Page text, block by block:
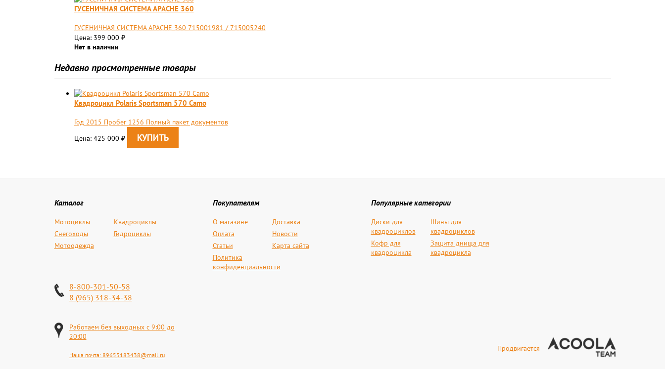
ГУСЕНИЧНАЯ СИСТЕМА APACHE 360
ГУСЕНИЧНАЯ СИСТЕМА APACHE 360 715001981 / 715005240
Цена: 399 000 ₽
Нет в наличии
Недавно просмотренные товары
Квадроцикл Polaris Sportsman 570 Camo
Год 2015 Пробег 1256 Полный пакет документов
Цена: 425 000 ₽
Каталог
Мотоциклы
Квадроциклы
Снегоходы
Гидроциклы
Мотоодежда
Покупателям
О магазине
Доставка
Оплата
Новости
Статьи
Карта сайта
Политика
конфиденциальности
Популярные категории
Диски для
квадроциклов
Шины для
квадроциклов
Кофр для
квадроцикла
Защита днища для
квадроцикла
8-800-301-50-58
8 (965) 318-34-38
Работаем без выходных с 9:00 до
20:00
Наша почта: 89653183438@mail.ru
Продвигается